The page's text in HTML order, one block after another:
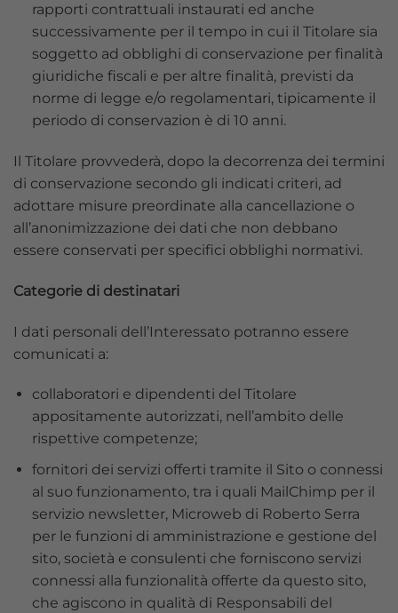
rapporti contrattuali instaurati ed anche
successivamente per il tempo in cui il Titolare sia
soggetto ad obblighi di conservazione per finalità
giuridiche fiscali e per altre finalità, previsti da
norme di legge e/o regolamentari, tipicamente il
periodo di conservazion è di 10 anni.
Il Titolare provvederà, dopo la decorrenza dei termini
di conservazione secondo gli indicati criteri, ad
adottare misure preordinate alla cancellazione o
all’anonimizzazione dei dati che non debbano
essere conservati per specifici obblighi normativi.
Categorie di destinatari
I dati personali dell’Interessato potranno essere
comunicati a:
collaboratori e dipendenti del Titolare
appositamente autorizzati, nell’ambito delle
rispettive competenze;
fornitori dei servizi offerti tramite il Sito o connessi
al suo funzionamento, tra i quali MailChimp per il
servizio newsletter, Microweb di Roberto Serra
per le funzioni di amministrazione e gestione del
sito, società e consulenti che forniscono servizi
connessi alla funzionalità offerte da questo sito,
che agiscono in qualità di Responsabili del